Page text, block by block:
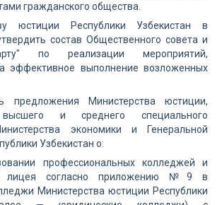
гражданского общества.
юстиции Республики Узбекистан в
состав Общественного совета и
по реализации мероприятий,
эффективное выполнение возложенных
предложения Министерства юстиции,
высшего и среднего специального
экономики и Генеральной
Узбекистан о:
профессиональных колледжей и
лицея согласно приложению №9 в
Министерства юстиции Республики